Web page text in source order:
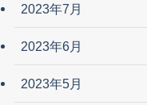
2023年7月
2023年6月
2023年5月